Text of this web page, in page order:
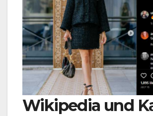
Wikipedia und